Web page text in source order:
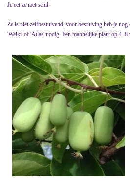
Je eet ze met schil.
Ze is niet zelfbestuivend, voor bestuiving heb je nog
'Weiki' of 'Atlas' nodig. Een mannelijke plant op